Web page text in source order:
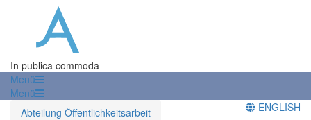
In publica commoda
Menü
Menü
Abteilung Öffentlichkeitsarbeit
ENGLISH